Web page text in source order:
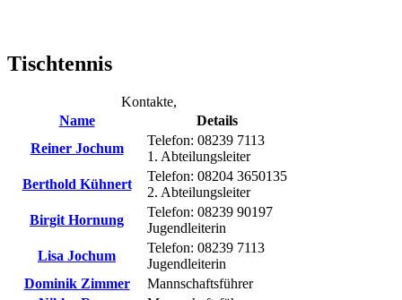
Tischtennis
Kontakte,
Name
Details
Reiner Jochum
Telefon: 08239 7113
1. Abteilungsleiter
Berthold Kühnert
Telefon: 08204 3650135
2. Abteilungsleiter
Birgit Hornung
Telefon: 08239 90197
Jugendleiterin
Lisa Jochum
Telefon: 08239 7113
Jugendleiterin
Dominik Zimmer
Mannschaftsführer